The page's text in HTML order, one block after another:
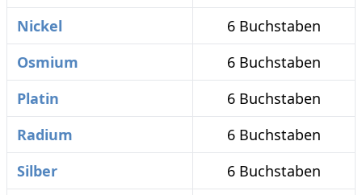
Nickel
6 Buchstaben
Osmium
6 Buchstaben
Platin
6 Buchstaben
Radium
6 Buchstaben
Silber
6 Buchstaben